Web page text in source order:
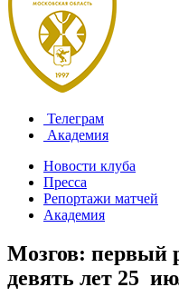
Телеграм
Академия
Новости клуба
Пресса
Репортажи матчей
Академия
Мозгов: первый
девять лет 25